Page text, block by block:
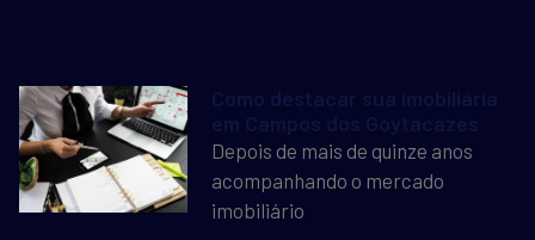
Como destacar sua imobiliária
em Campos dos Goytacazes
Depois de mais de quinze anos
acompanhando o mercado
imobiliário